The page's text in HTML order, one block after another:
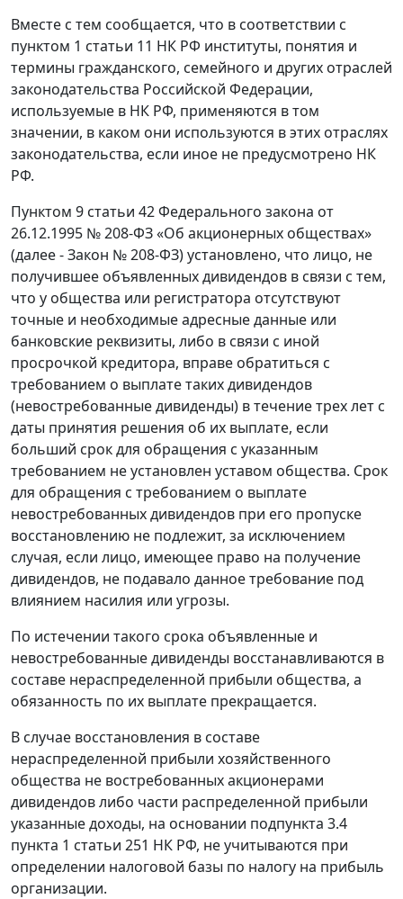
Вместе с тем сообщается, что в соответствии с
пунктом 1 статьи 11 НК РФ институты, понятия и
термины гражданского, семейного и других отраслей
законодательства Российской Федерации,
используемые в НК РФ, применяются в том
значении, в каком они используются в этих отраслях
законодательства, если иное не предусмотрено НК
РФ.
Пунктом 9 статьи 42 Федерального закона от
26.12.1995 № 208-ФЗ «Об акционерных обществах»
(далее - Закон № 208-ФЗ) установлено, что лицо, не
получившее объявленных дивидендов в связи с тем,
что у общества или регистратора отсутствуют
точные и необходимые адресные данные или
банковские реквизиты, либо в связи с иной
просрочкой кредитора, вправе обратиться с
требованием о выплате таких дивидендов
(невостребованные дивиденды) в течение трех лет с
даты принятия решения об их выплате, если
больший срок для обращения с указанным
требованием не установлен уставом общества. Срок
для обращения с требованием о выплате
невостребованных дивидендов при его пропуске
восстановлению не подлежит, за исключением
случая, если лицо, имеющее право на получение
дивидендов, не подавало данное требование под
влиянием насилия или угрозы.
По истечении такого срока объявленные и
невостребованные дивиденды восстанавливаются в
составе нераспределенной прибыли общества, а
обязанность по их выплате прекращается.
В случае восстановления в составе
нераспределенной прибыли хозяйственного
общества не востребованных акционерами
дивидендов либо части распределенной прибыли
указанные доходы, на основании подпункта 3.4
пункта 1 статьи 251 НК РФ, не учитываются при
определении налоговой базы по налогу на прибыль
организации.